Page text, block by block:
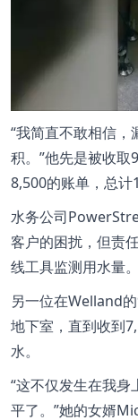
“我简直不敢相信
积。”他先是被收
8,500的账单，总计
水务公司
客户的困扰，但责
线工具监测用水量。
另一位在Welland
地下室，直到收到
水。
“这不仅发生在我
平了。”她的女婿